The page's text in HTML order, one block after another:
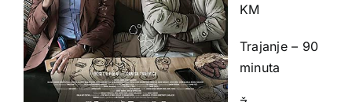
KM
Trajanje – 90
minuta